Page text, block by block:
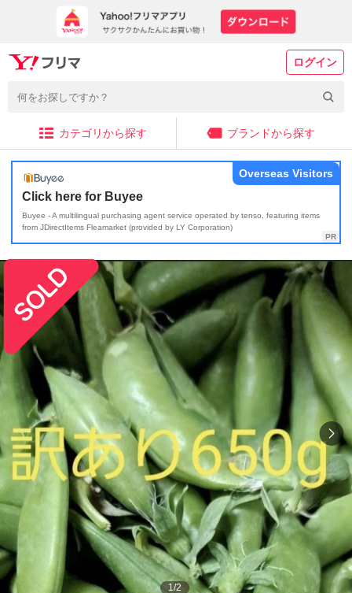
ログイン
カテゴリから探す ブランドから探す
Click here for Buyee
Buyee - A multilingual purchasing agent service operated by tenso, featuring items
from JDirectItems Fleamarket (provided by LY Corporation)
Overseas Visitors
1/2